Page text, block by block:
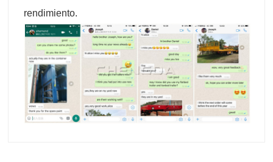
rendimiento.